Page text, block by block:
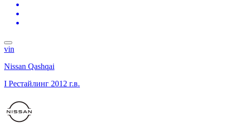
vin
Nissan Qashqai
I Рестайлинг 2012 г.в.